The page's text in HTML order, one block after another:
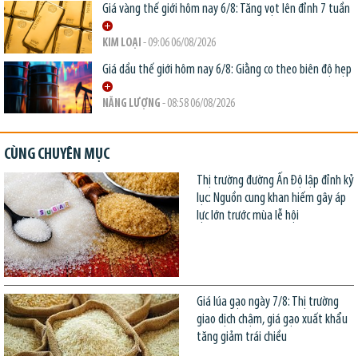
Giá vàng thế giới hôm nay 6/8: Tăng vọt lên đỉnh 7 tuần
KIM LOẠI - 09:06 06/08/2026
Giá dầu thế giới hôm nay 6/8: Giằng co theo biên độ hẹp
NĂNG LƯỢNG - 08:58 06/08/2026
CÙNG CHUYÊN MỤC
Thị trường đường Ấn Độ lập đỉnh kỷ
lục: Nguồn cung khan hiếm gây áp
lực lớn trước mùa lễ hội
Giá lúa gạo ngày 7/8: Thị trường
giao dịch chậm, giá gạo xuất khẩu
tăng giảm trái chiều